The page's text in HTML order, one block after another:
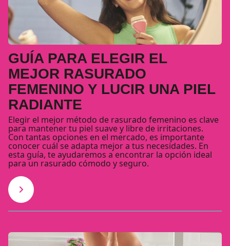
GUÍA PARA ELEGIR EL
MEJOR RASURADO
FEMENINO Y LUCIR UNA PIEL
RADIANTE
Elegir el mejor método de rasurado femenino es clave
para mantener tu piel suave y libre de irritaciones.
Con tantas opciones en el mercado, es importante
conocer cuál se adapta mejor a tus necesidades. En
esta guía, te ayudaremos a encontrar la opción ideal
para un rasurado cómodo y seguro.